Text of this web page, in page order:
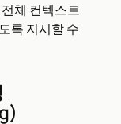
체 컨텍스트
록 지시할 수